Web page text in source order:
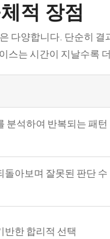
적 장점
다양합니다. 단순히
스는 시간이 지날수록
분석하여 반복되는 패턴
돌아보며 잘못된 판단 수
반한 합리적 선택